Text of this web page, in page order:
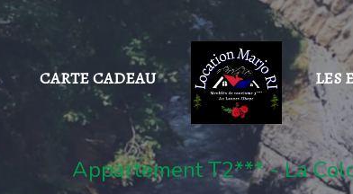
CARTE CADEAU LES
Appartement T2*** - La